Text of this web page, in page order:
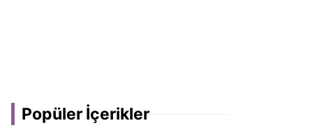
Popüler İçerikler